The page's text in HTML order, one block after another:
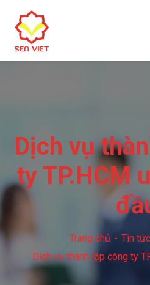
Dịch vụ
ty TP.HCM
Trang chủ
Tin
Dịch vụ thành lập công ty